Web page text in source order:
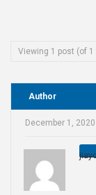
Viewing 1 post (of 1
Author
December 1,